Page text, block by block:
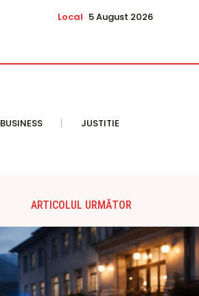
Local 5 August 2026
BUSINESS JUSTITIE
ARTICOLUL URMĂTOR